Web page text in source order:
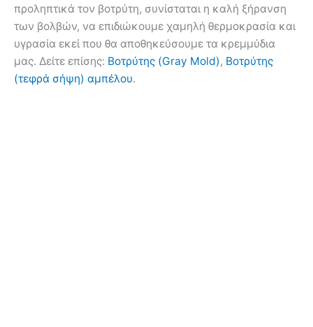
προληπτικά τον βοτρύτη, συνίσταται η καλή ξήρανση
των βολβών, να επιδιώκουμε χαμηλή θερμοκρασία και
υγρασία εκεί που θα αποθηκεύσουμε τα κρεμμύδια
μας. Δείτε επίσης: Βοτρύτης (Gray Mold), Βοτρύτης
(τεφρά σήψη) αμπέλου.